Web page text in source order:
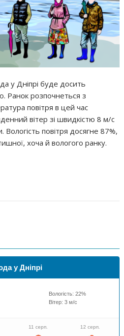
у Дніпрі буде досить
розпочнеться з
повітря в цей час
вітер зі швидкістю 8 м/с
повітря досягне 87%,
хоча й вологого ранку.
у Дніпрі
Вологість: 22%
Вітер: 3м/с
11 серп. 12 серп.